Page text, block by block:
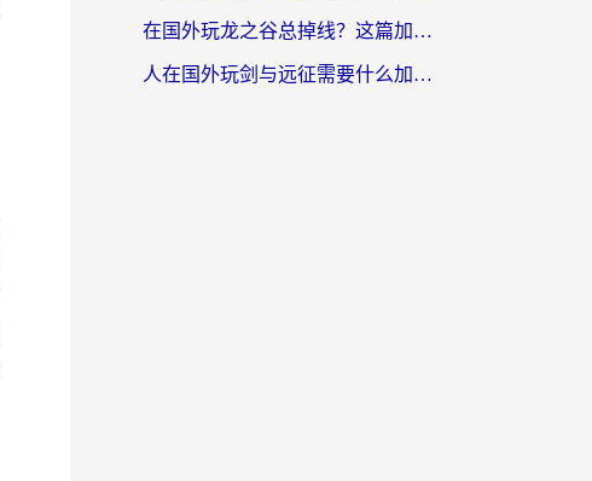
在国外玩龙之谷总掉线？这篇加速器指南帮你告别延迟卡顿！
人在国外玩剑与远征需要什么加速器？老玩家亲测的避坑指南来了